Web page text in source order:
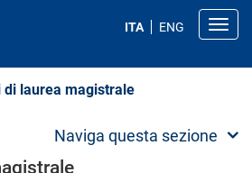
ITA ENG
di laurea magistrale
Naviga questa sezione